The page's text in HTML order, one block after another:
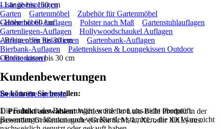
- Länge bis 150 cm
- Höhe bis 60 cm
- Breite oben bis 30 cm
- Breite unten bis 30 cm
So können Sie bestellen:
1.Produkt auswählen:Wählen Sie Ihr Lulu-Belle Produkt in der
passenden Größenkategorie (Größe S, M, L, XL oder XXL) aus.
Liste überspringen
Garten
Gartenmöbel
Zubehör für Gartenmöbel
Gartenmöbel-Auflagen
Polster nach Maß
Gartenstuhlauflagen
Gartenliegen-Auflagen
Hollywoodschaukel Auflagen
Auflagen für Relaxliegen
Gartenbank-Auflagen
Bierbank-Auflagen
Palettenkissen & Loungekissen Outdoor
Outdoorkissen
Kundenbewertungen
Bereich überspringen
Die Echtheit der Bewertungen wurde von uns nicht überprüft.
Bewertungen können auch von Kunden stammen, die die Ware nicht